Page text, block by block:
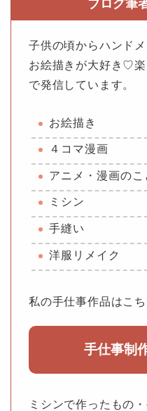
ブログ筆
子供の頃からハンド
お絵描きが大好き♡
で発信しています。
お絵描き
４コマ漫画
アニメ・漫画のこ
ミシン
手縫い
洋服リメイク
私の手仕事作品はこ
手仕事制
ミシンで作ったもの